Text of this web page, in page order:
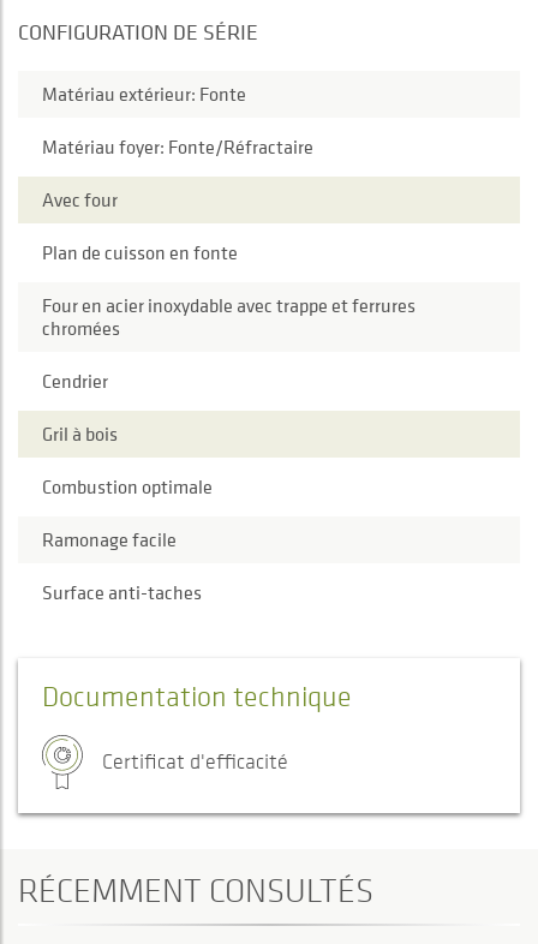
CONFIGURATION DE SÉRIE
Matériau extérieur: Fonte
Matériau foyer: Fonte/Réfractaire
Avec four
Plan de cuisson en fonte
Four en acier inoxydable avec trappe et ferrures
chromées
Cendrier
Gril à bois
Combustion optimale
Ramonage facile
Surface anti-taches
Documentation technique
Certificat d'efficacité
RÉCEMMENT CONSULTÉS